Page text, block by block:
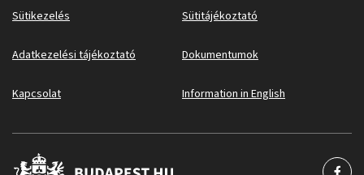
Sütikezelés Sütitájékoztató
Adatkezelési tájékoztató Dokumentumok
Kapcsolat Information in English